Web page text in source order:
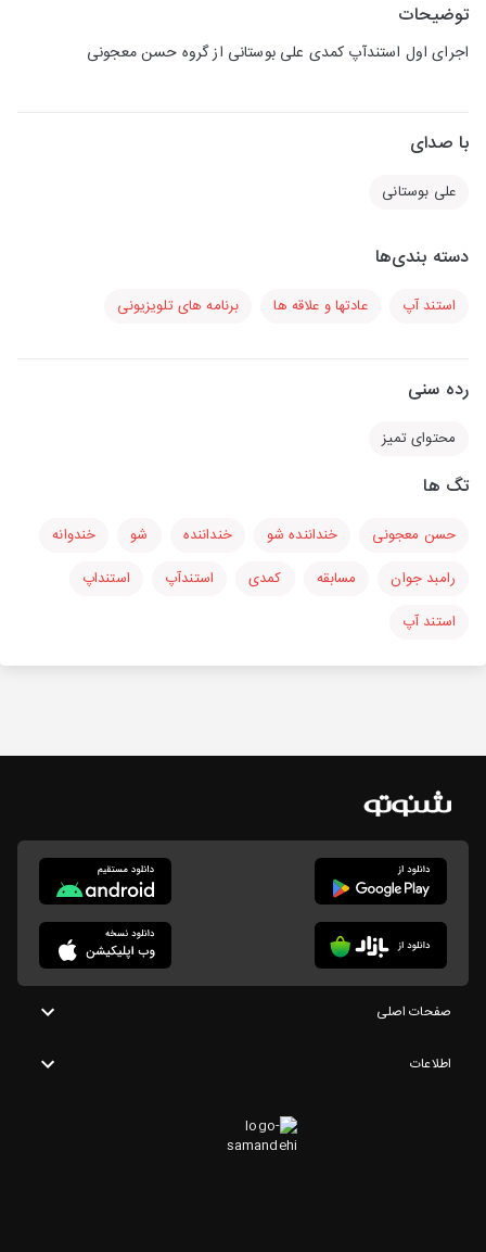
توضیحات
اجرای اول استندآپ کمدی علی بوستانی از گروه حسن معجونی
با صدای
علی بوستانی
دسته بندی‌ها
استند آپ عادتها و علاقه ها برنامه های تلویزیونی
رده سنی
محتوای تمیز
تگ ها
حسن معجونی خنداننده شو خنداننده شو
خندوانه
رامبد جوان
مسابقه کمدی استندآپ
استنداپ
استند آپ
صفحات اصلی
اطلاعات